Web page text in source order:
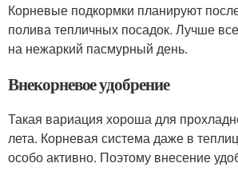
Корневые подкормки планируют
полива тепличных посадок. Лучше
на нежаркий пасмурный день.
Внекорневое удобрение
Такая вариация хороша для
лета. Корневая система даже в
особо активно. Поэтому внесение